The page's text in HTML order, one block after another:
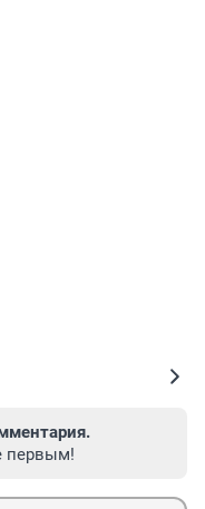
первым!